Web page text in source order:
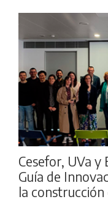
Cesefor, UVa
Guía de
la